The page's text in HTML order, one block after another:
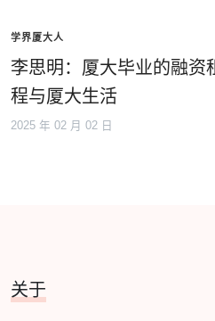
学界厦大人
李思明：厦大毕业的融资
程与厦大生活
2025 年 02 月 02 日
关于